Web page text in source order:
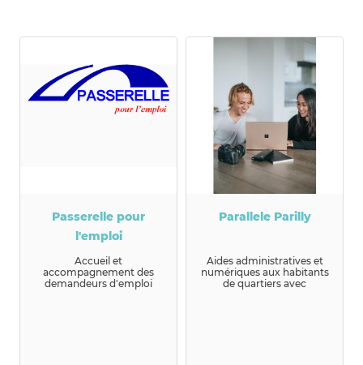
Passerelle pour
l'emploi
Accueil et
accompagnement des
demandeurs d'emploi
Parallele Parilly
Aides administratives et
numériques aux habitants
de quartiers avec